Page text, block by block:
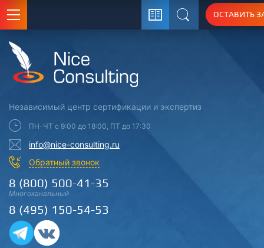
Поиск
ОСТАВИТЬ
Независимый центр сертификации и экспертиз
ПН-ЧТ с 9:00 до 18:00, ПТ до 17:30
info@nice-consulting.ru
Обратный звонок
8 (800) 500-41-35
Многоканальный
8 (495) 150-54-53